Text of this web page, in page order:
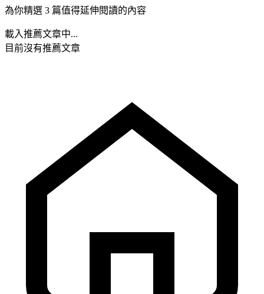
為你精選 3 篇值得延伸閱讀的內容
載入推薦文章中...
目前沒有推薦文章